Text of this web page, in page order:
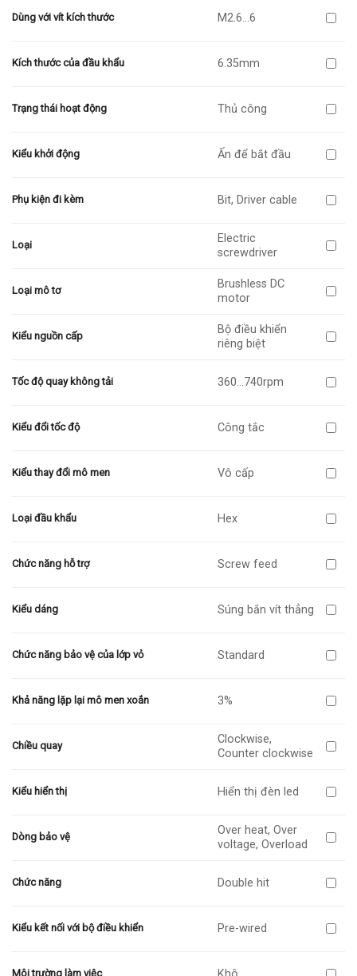
Dùng với vít kích thước M2.6…6
Kích thước của đầu khẩu 6.35mm
Trạng thái hoạt động Thủ công
Kiểu khởi động Ấn để bắt đầu
Phụ kiện đi kèm Bit, Driver cable
Loại
Electric
screwdriver
Loại mô tơ
Brushless DC
motor
Kiểu nguồn cấp
Bộ điều khiển
riêng biệt
Tốc độ quay không tải 360…740rpm
Kiểu đổi tốc độ Công tắc
Kiểu thay đổi mô men Vô cấp
Loại đầu khẩu Hex
Chức năng hỗ trợ Screw feed
Kiểu dáng Súng bắn vít thẳng
Chức năng bảo vệ của lớp vỏ Standard
Khả năng lặp lại mô men xoắn 3%
Chiều quay
Clockwise,
Counter clockwise
Kiểu hiển thị Hiển thị đèn led
Dòng bảo vệ
Over heat, Over
voltage, Overload
Chức năng Double hit
Kiểu kết nối với bộ điều khiển Pre-wired
Môi trường làm việc